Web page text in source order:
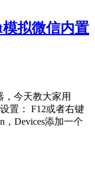
模拟微信内置
今天教大家用
置： F12或者右键
Devices添加一个